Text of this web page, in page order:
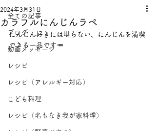
全ての記事
ブログ
動画メッセージ
レシピ
レシピ（アレルギー対応）
こども料理
レシピ（名もなき我が家料理）
カラフルにんじんラペ
2024年3月31日
にんじん好きには堪らない、にんじんを満喫
できる一品です🥕